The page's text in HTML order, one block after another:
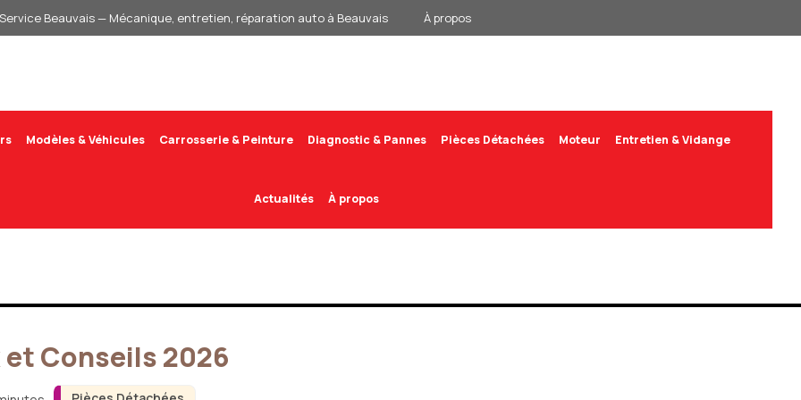
Beauvais — Mécanique, entretien, réparation auto à Beauvais À propos
Modèles & Véhicules Carrosserie & Peinture Diagnostic & Pannes Pièces Détachées Moteur Entretien & Vidange
Actualités À propos
Conseils 2026